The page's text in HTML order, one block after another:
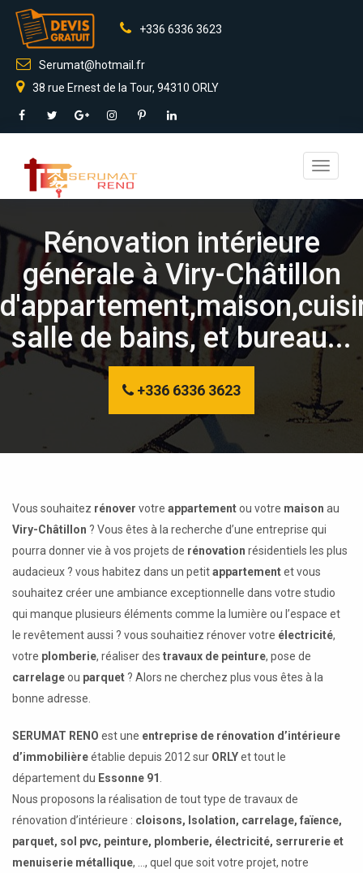
+336 6336 3623
Serumat@hotmail.fr
38 rue Ernest de la Tour, 94310 ORLY
Toggle
Rénovation intérieure
générale à Viry-Châtillon
salle de bains, et bureau...
+336 6336 3623
Vous souhaitez rénover votre appartementou votre maison au
Viry-Châtillon ? Vous êtes à la recherche d’une entreprise qui
pourra donner vie à vos projets de rénovation résidentiels les plus
audacieux ? vous habitez dans un petitappartementet vous
souhaitez créer une ambiance exceptionnelle dans votre studio
qui manque plusieurs éléments comme la lumière ou l’espace et
le revêtement aussi ? vous souhaitiez rénover votre électricité,
votre plomberie, réaliser des travaux de peinture, pose de
carrelageou parquet ? Alors ne cherchez plus vous êtes à la
bonne adresse.
SERUMAT RENO est une entreprise de rénovation d’intérieure
d’immobilièreétablie depuis 2012 sur ORLYet tout le
département du Essonne 91
Nous proposons la réalisation de tout type de travaux de
rénovation d’intérieure : cloisons, Isolation, carrelage, faïence,
parquet, sol pvc, peinture, plomberie, électricité, serrurerie et
menuiserie métallique, ..., quel que soit votre projet, notre